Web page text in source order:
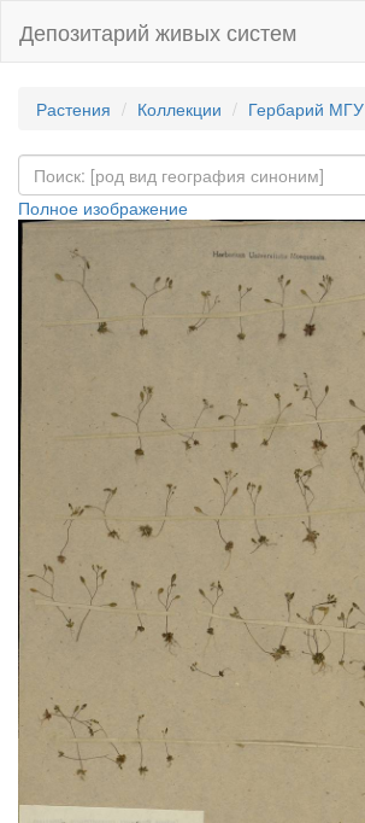
Депозитарий живых систем
Растения Коллекции Гербарий МГУ
Полное изображение